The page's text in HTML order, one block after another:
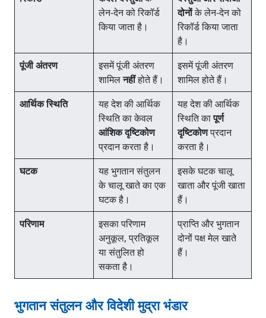
लेन-देन को रिकॉर्ड
किया जाता है।
दोनोंके लेन-देन को
रिकॉर्ड किया जाता
है।
पूंजी अंतरण
इसमें पूंजी अंतरण
शामिलनहींहोते हैं।
इसमें पूंजी अंतरण
शामिल होते हैं।
आर्थिक स्थिति
यह देश की आर्थिक
स्थिति का केवल
आंशिक दृष्टिकोण
प्रदान करता है।
यह देश की आर्थिक
स्थिति कापूर्ण
दृष्टिकोणप्रदान
करता है।
घटक
यह भुगतान संतुलन
के चालू खाते का एक
घटक है।
इसके घटक चालू
खाता और पूंजी खाता
हैं।
परिणाम
इसका परिणाम
अनुकूल, प्रतिकूल
या संतुलित हो
सकता है।
प्राप्ति और भुगतान
दोनों पक्ष मेल खाते
हैं।
भुगतान संतुलन और विदेशी मुद्रा भंडार